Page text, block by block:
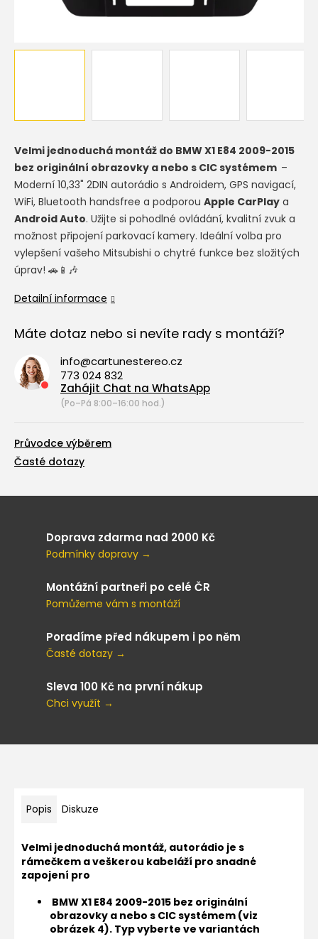
Velmi jednoduchá montáž do BMW X1 E84 2009-2015
bez originální obrazovky a nebo s CIC systémem –
Moderní 10,33" 2DIN autorádio s Androidem, GPS navigací,
WiFi, Bluetooth handsfree a podporou Apple CarPlay a
Android Auto. Užijte si pohodlné ovládání, kvalitní zvuk a
možnost připojení parkovací kamery. Ideální volba pro
vylepšení vašeho Mitsubishi o chytré funkce bez složitých
úprav! 🚗📱🎶
Detailní informace
Máte dotaz nebo si nevíte rady s montáží?
info@cartunestereo.cz
773 024 832
Zahájit Chat na WhatsApp
(Po–Pá 8:00–16:00 hod.)
Průvodce výběrem
Časté dotazy
Doprava zdarma nad 2000 Kč
Podmínky dopravy →
Montážní partneři po celé ČR
Pomůžeme vám s montáží
Poradíme před nákupem i po něm
Časté dotazy →
Sleva 100 Kč na první nákup
Chci využít →
Popis Diskuze
Velmi jednoduchá montáž, autorádio je s
rámečkem a veškerou kabeláží pro snadné
zapojení pro
BMW X1 E84 2009-2015 bez originální
obrazovky a nebo s CIC systémem (viz
obrázek 4). Typ vyberte ve variantách